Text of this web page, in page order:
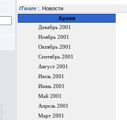
ITware :. Новости
Архив
Декабрь 2001
Ноябрь 2001
Октябрь 2001
Сентябрь 2001
Август 2001
Июль 2001
Июнь 2001
Май 2001
Апрель 2001
Март 2001